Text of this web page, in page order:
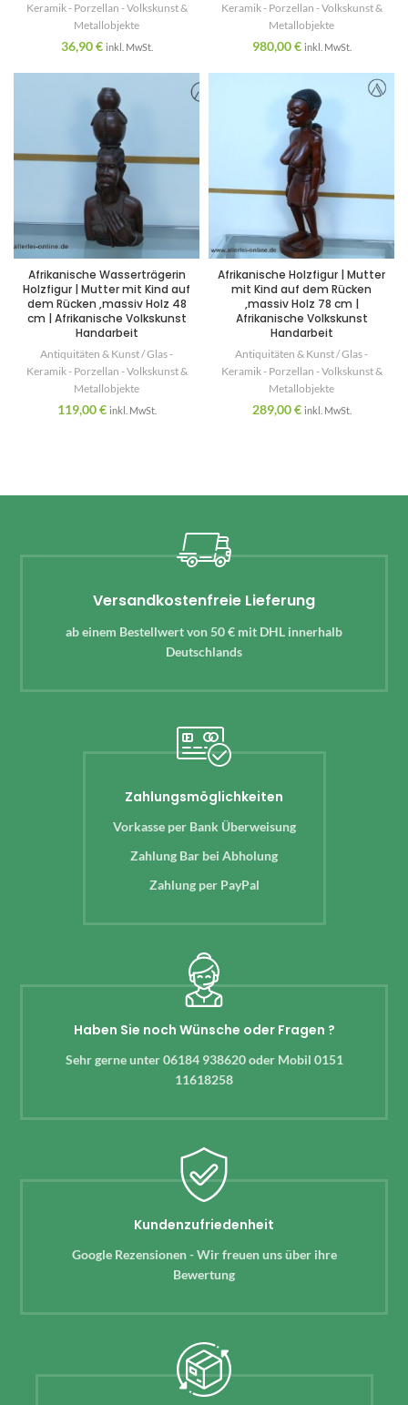
Keramik - Porzellan - Volkskunst &
Metallobjekte
36,90€ inkl. MwSt.
Keramik - Porzellan - Volkskunst &
Metallobjekte
980,00€ inkl. MwSt.
Afrikanische Wasserträgerin
Holzfigur | Mutter mit Kind auf
dem Rücken ,massiv Holz 48
cm | Afrikanische Volkskunst
Handarbeit
Antiquitäten & Kunst / Glas -
Keramik - Porzellan - Volkskunst &
Metallobjekte
119,00€ inkl. MwSt.
Afrikanische Holzfigur | Mutter
mit Kind auf dem Rücken
,massiv Holz 78 cm |
Afrikanische Volkskunst
Handarbeit
Antiquitäten & Kunst / Glas -
Keramik - Porzellan - Volkskunst &
Metallobjekte
289,00€ inkl. MwSt.
Versandkostenfreie Lieferung
ab einem Bestellwert von 50 € mit DHL innerhalb
Deutschlands
Zahlungsmöglichkeiten
Vorkasse per Bank Überweisung
Zahlung Bar bei Abholung
Zahlung per PayPal
Haben Sie noch Wünsche oder Fragen ?
Sehr gerne unter 06184 938620 oder Mobil 0151
11618258
Kundenzufriedenheit
Google Rezensionen - Wir freuen uns über ihre
Bewertung